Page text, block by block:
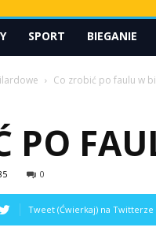
SPORT BIEGANIE
Co zrobić po faulu w
PO
0
Tweet (Ćwierkaj) na Twitterze